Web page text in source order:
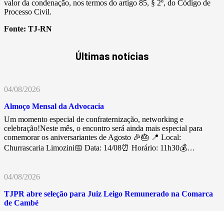
valor da condenação, nos termos do artigo 85, § 2º, do Código de
Processo Civil.
Fonte: TJ-RN
Últimas notícias
04/08/2026
Almoço Mensal da Advocacia
Um momento especial de confraternização, networking e
celebração!Neste mês, o encontro será ainda mais especial para
comemorar os aniversariantes de Agosto 🎉🎂 📍 Local:
Churrascaria Limozini📅 Data: 14/08⏰ Horário: 11h30💰…
04/08/2026
TJPR abre seleção para Juiz Leigo Remunerado na Comarca
de Cambé